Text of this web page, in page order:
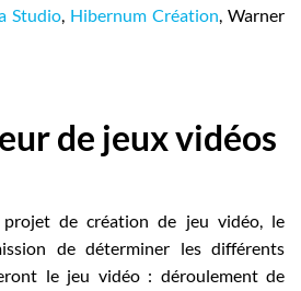
Studio, Hibernum Création, Warner
de jeux vidéos
projet de création de jeu vidéo, le
de déterminer les différents
le jeu vidéo : déroulement de